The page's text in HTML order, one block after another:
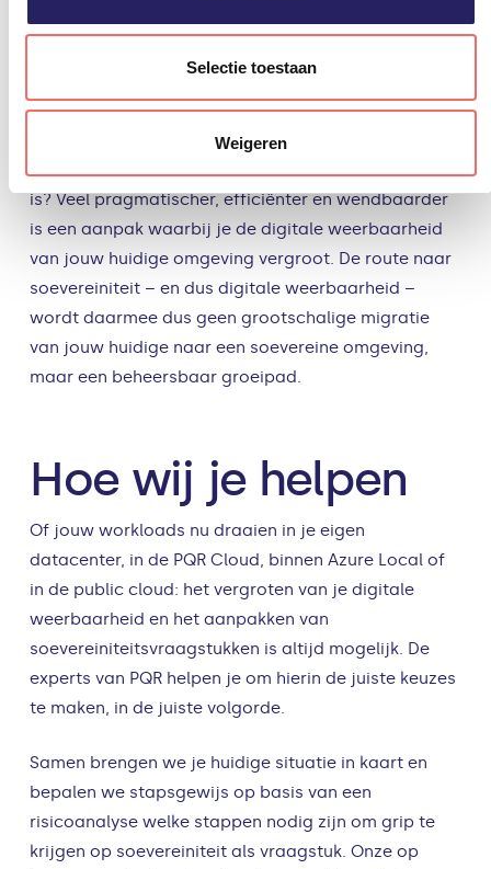
Selectie toestaan
Weigeren
begin met
weerbare IT
De doelstelling moet wat ons betreft niet zijn: hoe
komen we van deze situatie naar iets wat soeverein
is? Veel pragmatischer, efficiënter en wendbaarder
is een aanpak waarbij je de digitale weerbaarheid
van jouw huidige omgeving vergroot. De route naar
soevereiniteit – en dus digitale weerbaarheid –
wordt daarmee dus geen grootschalige migratie
van jouw huidige naar een soevereine omgeving,
maar een beheersbaar groeipad.
Hoe wij je helpen
Of jouw workloads nu draaien in je eigen
datacenter, in de PQR Cloud, binnen Azure Local of
in de public cloud: het vergroten van je digitale
weerbaarheid en het aanpakken van
soevereiniteitsvraagstukken is altijd mogelijk. De
experts van PQR helpen je om hierin de juiste keuzes
te maken, in de juiste volgorde.
Samen brengen we je huidige situatie in kaart en
bepalen we stapsgewijs op basis van een
risicoanalyse welke stappen nodig zijn om grip te
krijgen op soevereiniteit als vraagstuk. Onze op